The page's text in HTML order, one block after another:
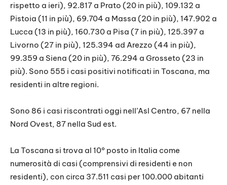
rispetto a ieri), 92.817 a Prato (20 in più), 109.132 a
Pistoia (11 in più), 69.704 a Massa (20 in più), 147.902 a
Lucca (13 in più), 160.730 a Pisa (7 in più), 125.397 a
Livorno (27 in più), 125.394 ad Arezzo (44 in più),
99.359 a Siena (20 in più), 76.294 a Grosseto (23 in
più). Sono 555 i casi positivi notificati in Toscana, ma
residenti in altre regioni.
Sono 86 i casi riscontrati oggi nell’Asl Centro, 67 nella
Nord Ovest, 87 nella Sud est.
La Toscana si trova al 10° posto in Italia come
numerosità di casi (comprensivi di residenti e non
residenti), con circa 37.511 casi per 100.000 abitanti